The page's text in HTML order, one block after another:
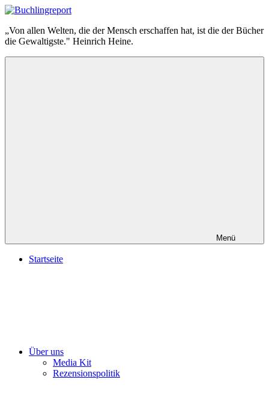
Zum
springen
Buchlingreport
„Von allen Welten, die der Mensch erschaffen hat, ist die der Bücher
die Gewaltigste." Heinrich Heine.
Menü
Startseite
Über uns
Media Kit
Rezensionspolitik